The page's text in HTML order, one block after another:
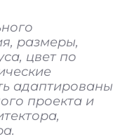
размеры,
цвет по
адаптированы
проекта и